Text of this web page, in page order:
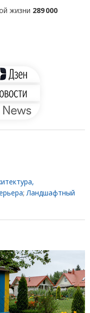
жизни 289 000
;Ландшафтный